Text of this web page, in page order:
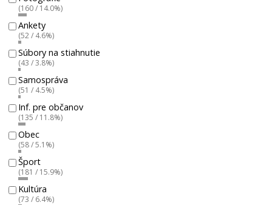
(160 / 14.0%)
Ankety
(52 / 4.6%)
Súbory na stiahnutie
(43 / 3.8%)
Samospráva
(51 / 4.5%)
Inf. pre občanov
(135 / 11.8%)
Obec
(58 / 5.1%)
Šport
(181 / 15.9%)
Kultúra
(73 / 6.4%)